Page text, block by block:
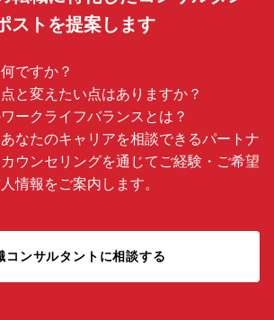
ストを提案します
ですか？
と変えたい点はありますか？
ークライフバランスとは？
なたのキャリアを相談できるパートナ
ウンセリングを通じてご経験・ご希望
情報をご案内します。
コンサルタントに相談する